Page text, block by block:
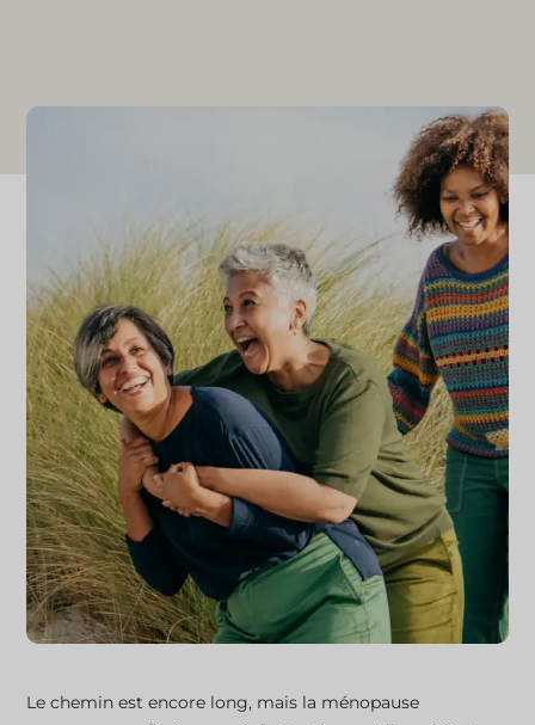
Le chemin est encore long, mais la ménopause